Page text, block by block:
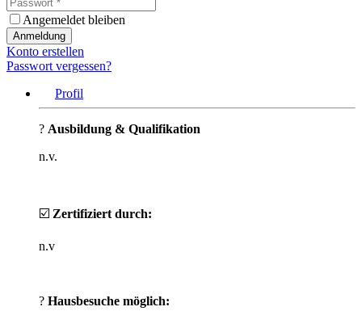
Angemeldet bleiben
Anmeldung
Konto erstellen
Passwort vergessen?
Profil
? Ausbildung & Qualifikation
n.v.
☑️ Zertifiziert durch:
n.v
? Hausbesuche möglich: